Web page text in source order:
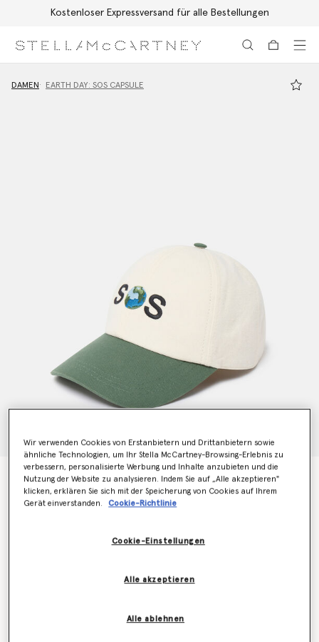
Kostenloser Expressversand für alle Bestellungen
DAMEN EARTH DAY: SOS CAPSULE
SOS Embroidered Baseball Cap
Preis reduziert von
€250.00bis
€175.00
Dünenbeige/Amazonasgrün
Wir verwenden Cookies von Erstanbietern und Drittanbietern sowie
ähnliche Technologien, um Ihr Stella McCartney-Browsing-Erlebnis zu
verbessern, personalisierte Werbung und Inhalte anzubieten und die
Nutzung der Website zu analysieren. Indem Sie auf „Alle akzeptieren"
klicken, erklären Sie sich mit der Speicherung von Cookies auf Ihrem
Gerät einverstanden.
Cookie-Richtlinie
Cookie-Einstellungen
Alle ablehnen
Alle akzeptieren